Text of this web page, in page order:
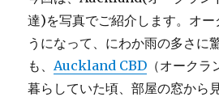
達)を写真でご紹介します。オー
うになって、にわか雨の多さに
も、Auckland CBD （オーク
暮らしていた頃、部屋の窓から